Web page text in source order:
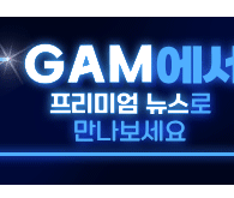
33% 감축
9.4%↓…유통업계 양극화 심화
령 취임식 참석
...호우 피해 없어
괴" vs 與 "송구한 해프닝"